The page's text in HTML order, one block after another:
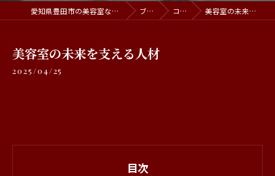
愛知県豊田市の美容室ならatelier Barocco ブログ コラム 美容室の未来を支える人材
美容室の未来を支える人材
2025/04/25
目次